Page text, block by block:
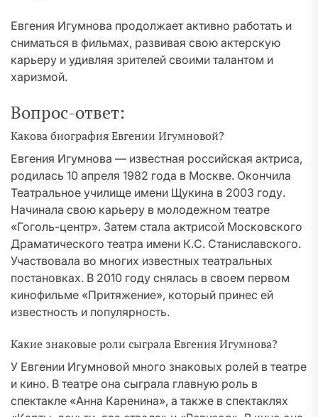
Евгения Игумнова продолжает активно работать и
сниматься в фильмах, развивая свою актерскую
карьеру и удивляя зрителей своими талантом и
харизмой.
Вопрос-ответ:
Какова биография Евгении Игумновой?
Евгения Игумнова — известная российская актриса,
родилась 10 апреля 1982 года в Москве. Окончила
Театральное училище имени Щукина в 2003 году.
Начинала свою карьеру в молодежном театре
«Гоголь-центр». Затем стала актрисой Московского
Драматического театра имени К.С. Станиславского.
Участвовала во многих известных театральных
постановках. В 2010 году снялась в своем первом
кинофильме «Притяжение», который принес ей
известность и популярность.
Какие знаковые роли сыграла Евгения Игумнова?
У Евгении Игумновой много знаковых ролей в театре
и кино. В театре она сыграла главную роль в
спектакле «Анна Каренина», а также в спектаклях